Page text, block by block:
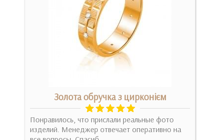
Золота обручка з цирконієм
Понравилось, что прислали реальные фото
изделий. Менеджер отвечает оперативно на